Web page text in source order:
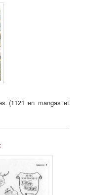
(1121 en mangas et
: